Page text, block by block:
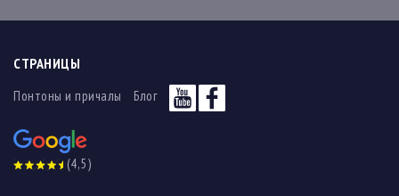
СТРАНИЦЫ
Понтоны и причалы Блог
(4,5)